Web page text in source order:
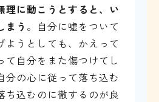
理に動こうとすると、い
まう 。自分に嘘をついて
ようとしても、かえって
て自分をまた傷つけてし
分の心に従って落ち込む
ち込むのに徹するのが良